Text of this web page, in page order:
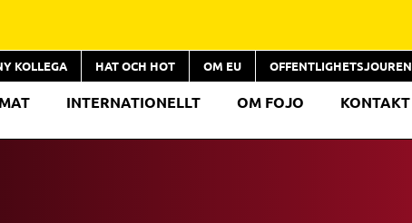
KOLLEGA HAT OCH HOT OM EU OFFENTLIGHETSJOUREN
INTERNATIONELLT OM FOJO KONTAKT